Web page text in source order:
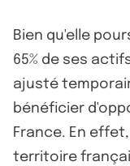
Bien qu'elle
65% de ses
ajusté
bénéficier
France. En
territoire